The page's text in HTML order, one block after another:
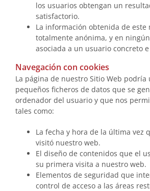
los usuarios obtengan un
satisfactorio.
La información obtenida de este
totalmente anónima, y en
asociada a un usuario concreto
Navegación con cookies
La página de nuestro Sitio Web podría
pequeños ficheros de datos que se
ordenador del usuario y que nos
tales como:
La fecha y hora de la última vez
visitó nuestro web.
El diseño de contenidos que el
su primera visita a nuestro web.
Elementos de seguridad que
control de acceso a las áreas